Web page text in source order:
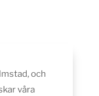
och
våra